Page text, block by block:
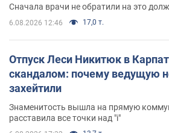
Сначала врачи не обратили на это
6.08.2026 12:46 17,0 т.
Отпуск Леси Никитюк в
скандалом: почему ведущую
захейтили
Знаменитость вышла на прямую
расставила все точки над "i"